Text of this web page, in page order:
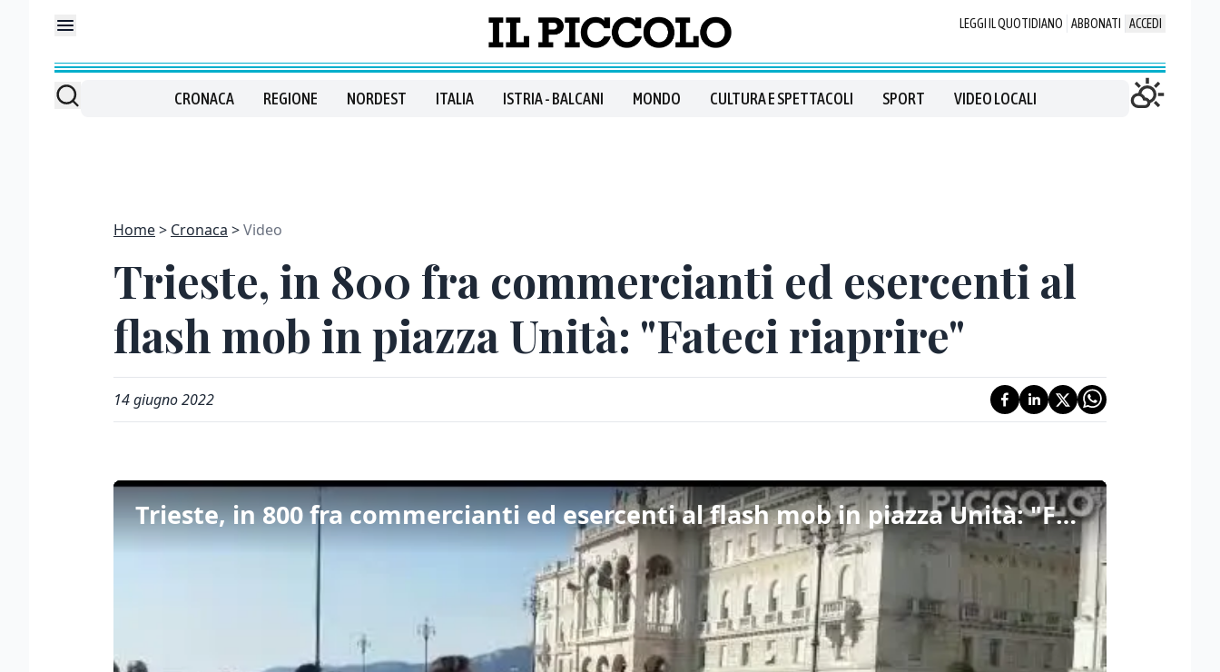
LEGGI IL QUOTIDIANO ABBONATI ACCEDI
CRONACA REGIONE NORDEST ITALIA ISTRIA - BALCANI MONDO CULTURA E SPETTACOLI SPORT VIDEO LOCALI
Home Cronaca Video
Trieste, in 800 fra commercianti ed esercenti al
flash mob in piazza Unità: "Fateci riaprire"
14 giugno 2022
Trieste, in 800 fra commercianti ed esercenti al flash mob in piazza Unità: "Fateci riaprire"